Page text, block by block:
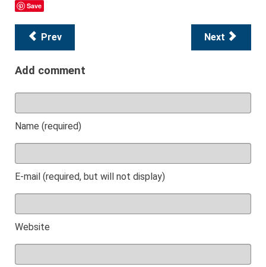
Save
Prev Next
Add comment
Name (required)
E-mail (required, but will not display)
Website